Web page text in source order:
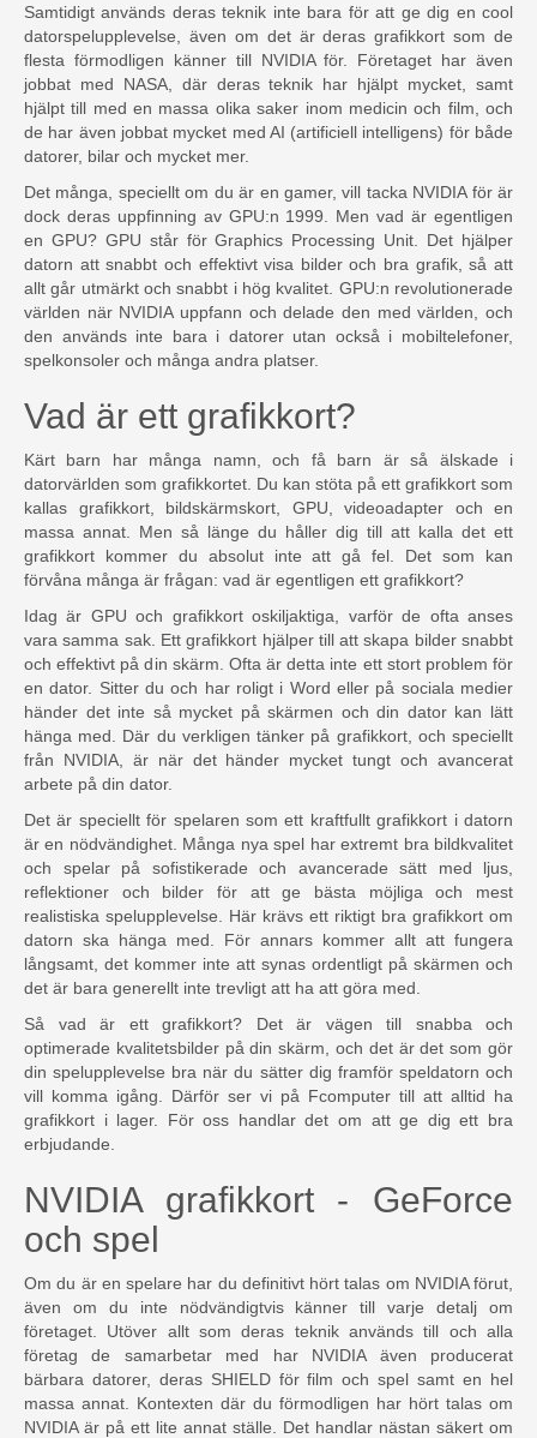
Samtidigt används deras teknik inte bara för att ge dig en cool
datorspelupplevelse, även om det är deras grafikkort som de
flesta förmodligen känner till NVIDIA för. Företaget har även
jobbat med NASA, där deras teknik har hjälpt mycket, samt
hjälpt till med en massa olika saker inom medicin och film, och
de har även jobbat mycket med AI (artificiell intelligens) för både
datorer, bilar och mycket mer.
Det många, speciellt om du är en gamer, vill tacka NVIDIA för är
dock deras uppfinning av GPU:n 1999. Men vad är egentligen
en GPU? GPU står för Graphics Processing Unit. Det hjälper
datorn att snabbt och effektivt visa bilder och bra grafik, så att
allt går utmärkt och snabbt i hög kvalitet. GPU:n revolutionerade
världen när NVIDIA uppfann och delade den med världen, och
den används inte bara i datorer utan också i mobiltelefoner,
spelkonsoler och många andra platser.
Vad är ett grafikkort?
Kärt barn har många namn, och få barn är så älskade i
datorvärlden som grafikkortet. Du kan stöta på ett grafikkort som
kallas grafikkort, bildskärmskort, GPU, videoadapter och en
massa annat. Men så länge du håller dig till att kalla det ett
grafikkort kommer du absolut inte att gå fel. Det som kan
förvåna många är frågan: vad är egentligen ett grafikkort?
Idag är GPU och grafikkort oskiljaktiga, varför de ofta anses
vara samma sak. Ett grafikkort hjälper till att skapa bilder snabbt
och effektivt på din skärm. Ofta är detta inte ett stort problem för
en dator. Sitter du och har roligt i Word eller på sociala medier
händer det inte så mycket på skärmen och din dator kan lätt
hänga med. Där du verkligen tänker på grafikkort, och speciellt
från NVIDIA, är när det händer mycket tungt och avancerat
arbete på din dator.
Det är speciellt för spelaren som ett kraftfullt grafikkort i datorn
är en nödvändighet. Många nya spel har extremt bra bildkvalitet
och spelar på sofistikerade och avancerade sätt med ljus,
reflektioner och bilder för att ge bästa möjliga och mest
realistiska spelupplevelse. Här krävs ett riktigt bra grafikkort om
datorn ska hänga med. För annars kommer allt att fungera
långsamt, det kommer inte att synas ordentligt på skärmen och
det är bara generellt inte trevligt att ha att göra med.
Så vad är ett grafikkort? Det är vägen till snabba och
optimerade kvalitetsbilder på din skärm, och det är det som gör
din spelupplevelse bra när du sätter dig framför speldatorn och
vill komma igång. Därför ser vi på Fcomputer till att alltid ha
grafikkort i lager. För oss handlar det om att ge dig ett bra
erbjudande.
NVIDIA grafikkort - GeForce
och spel
Om du är en spelare har du definitivt hört talas om NVIDIA förut,
även om du inte nödvändigtvis känner till varje detalj om
företaget. Utöver allt som deras teknik används till och alla
företag de samarbetar med har NVIDIA även producerat
bärbara datorer, deras SHIELD för film och spel samt en hel
massa annat. Kontexten där du förmodligen har hört talas om
NVIDIA är på ett lite annat ställe. Det handlar nästan säkert om